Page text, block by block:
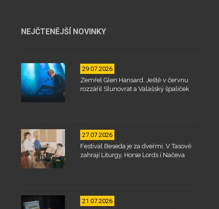
NEJČTENĚJŠÍ NOVINKY
29.07.2026
Zemřel Glen Hansard. Ještě v červnu
rozzářil Slunovrat a Valašský špalíček
27.07.2026
Festival Beseda je za dveřmi. V Tasově
zahrají Liturgy, Horse Lords i Načeva
21.07.2026